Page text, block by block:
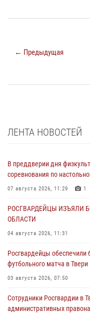
← Предыдущая
ЛЕНТА НОВОСТЕЙ
В преддверии дня
соревнования по
07 августа 2026, 11:29 1
РОСГВАРДЕЙЦЫ ИЗЪЯЛИ
ОБЛАСТИ
04 августа 2026, 11:31
Росгвардейцы обеспечили
футбольного матча в Твери
03 августа 2026, 07:50
Сотрудники Росгвардии в
административных